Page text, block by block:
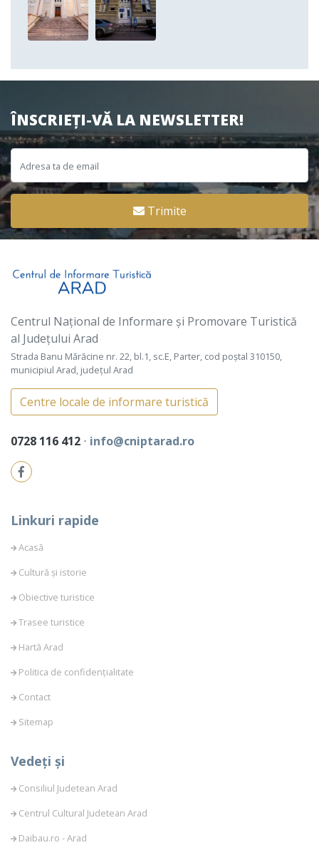
ÎNSCRIEȚI-VĂ LA NEWSLETTER!
Trimite
Centrul Național de Informare și Promovare Turistică
al Județului Arad
Strada Banu Mărăcine nr. 22, bl.1, sc.E, Parter, cod poștal 310150,
municipiul Arad, județul Arad
Centre locale de informare turistică
0728 116 412 ⋅ info@cniptarad.ro
Linkuri rapide
Acasă
Cultură și istorie
Obiective turistice
Trasee turistice
Hartă Arad
Politica de confidențialitate
Contact
Sitemap
Vedeți și
Consiliul Judetean Arad
Centrul Cultural Judetean Arad
Daibau.ro - Arad